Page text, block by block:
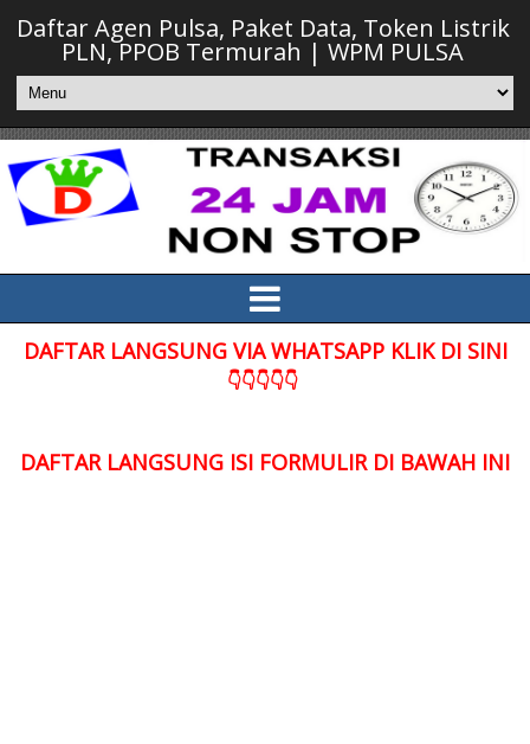
Daftar Agen Pulsa, Paket Data, Token Listrik
PLN, PPOB Termurah | WPM PULSA
DAFTAR LANGSUNG VIA WHATSAPP KLIK DI SINI
👇👇👇👇👇
DAFTAR LANGSUNG ISI FORMULIR DI BAWAH INI